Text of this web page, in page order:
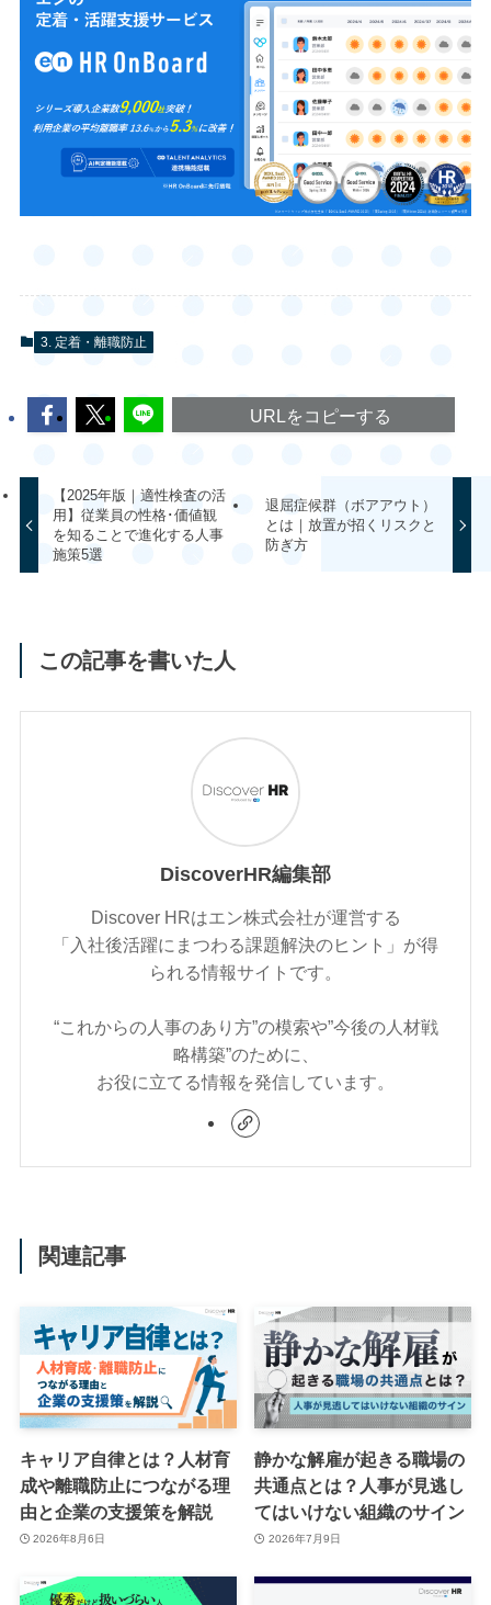
3. 定着・離職防止
URLをコピーする
【2025年版｜適性検査の活
用】従業員の性格･価値観
を知ることで進化する人事
施策5選
退屈症候群（ボアアウト）
とは｜放置が招くリスクと
防ぎ方
この記事を書いた人
DiscoverHR編集部
Discover HRはエン株式会社が運営する
「入社後活躍にまつわる課題解決のヒント」が得
られる情報サイトです。
“これからの人事のあり方”の模索や”今後の人材戦
略構築”のために、
お役に立てる情報を発信しています。
関連記事
キャリア自律とは？人材育
成や離職防止につながる理
由と企業の支援策を解説
2026年8月6日
静かな解雇が起きる職場の
共通点とは？人事が見逃し
てはいけない組織のサイン
2026年7月9日